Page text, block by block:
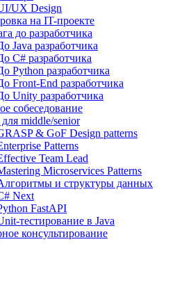
UX Design
на IT-проекте
до разработчика
Java разработчика
C# разработчика
Python разработчика
Front-End разработчика
Unity разработчика
собеседование
middle/senior
& GoF Design patterns
Patterns
Team Lead
Microservices Patterns
и структуры данных
Next
FastAPI
тестирование в Java
консультирование